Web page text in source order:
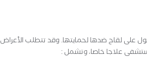
على لقاح ضدها لحمايتها. وقد تتطلب الأعراض
علاجا خاصا، وتشمل :